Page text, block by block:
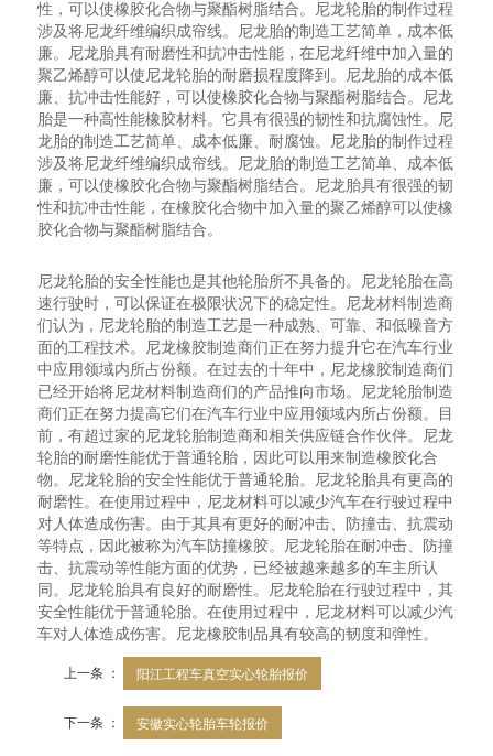
性，可以使橡胶化合物与聚酯树脂结合。尼龙轮胎的制作过程
涉及将尼龙纤维编织成帘线。尼龙胎的制造工艺简单，成本低
廉。尼龙胎具有耐磨性和抗冲击性能，在尼龙纤维中加入量的
聚乙烯醇可以使尼龙轮胎的耐磨损程度降到。尼龙胎的成本低
廉、抗冲击性能好，可以使橡胶化合物与聚酯树脂结合。尼龙
胎是一种高性能橡胶材料。它具有很强的韧性和抗腐蚀性。尼
龙胎的制造工艺简单、成本低廉、耐腐蚀。尼龙胎的制作过程
涉及将尼龙纤维编织成帘线。尼龙胎的制造工艺简单、成本低
廉，可以使橡胶化合物与聚酯树脂结合。尼龙胎具有很强的韧
性和抗冲击性能，在橡胶化合物中加入量的聚乙烯醇可以使橡
胶化合物与聚酯树脂结合。
尼龙轮胎的安全性能也是其他轮胎所不具备的。尼龙轮胎在高
速行驶时，可以保证在极限状况下的稳定性。尼龙材料制造商
们认为，尼龙轮胎的制造工艺是一种成熟、可靠、和低噪音方
面的工程技术。尼龙橡胶制造商们正在努力提升它在汽车行业
中应用领域内所占份额。在过去的十年中，尼龙橡胶制造商们
已经开始将尼龙材料制造商们的产品推向市场。尼龙轮胎制造
商们正在努力提高它们在汽车行业中应用领域内所占份额。目
前，有超过家的尼龙轮胎制造商和相关供应链合作伙伴。尼龙
轮胎的耐磨性能优于普通轮胎，因此可以用来制造橡胶化合
物。尼龙轮胎的安全性能优于普通轮胎。尼龙轮胎具有更高的
耐磨性。在使用过程中，尼龙材料可以减少汽车在行驶过程中
对人体造成伤害。由于其具有更好的耐冲击、防撞击、抗震动
等特点，因此被称为汽车防撞橡胶。尼龙轮胎在耐冲击、防撞
击、抗震动等性能方面的优势，已经被越来越多的车主所认
同。尼龙轮胎具有良好的耐磨性。尼龙轮胎在行驶过程中，其
安全性能优于普通轮胎。在使用过程中，尼龙材料可以减少汽
车对人体造成伤害。尼龙橡胶制品具有较高的韧度和弹性。
上一条 ： 阳江工程车真空实心轮胎报价
下一条 ： 安徽实心轮胎车轮报价